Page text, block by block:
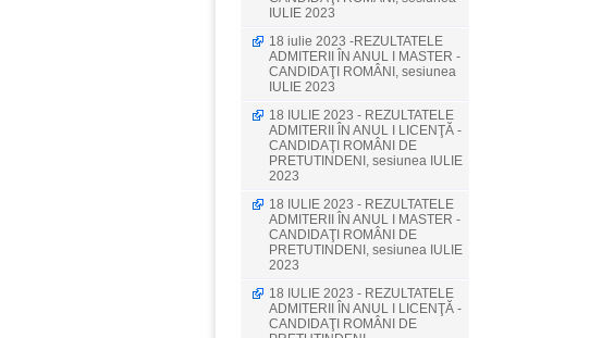
IULIE 2023
18 iulie 2023 -REZULTATELE
ADMITERII ÎN ANUL I MASTER -
CANDIDAŢI ROMÂNI, sesiunea
IULIE 2023
18 IULIE 2023 - REZULTATELE
ADMITERII ÎN ANUL I LICENŢĂ -
CANDIDAŢI ROMÂNI DE
PRETUTINDENI, sesiunea IULIE
2023
18 IULIE 2023 - REZULTATELE
ADMITERII ÎN ANUL I MASTER -
CANDIDAŢI ROMÂNI DE
PRETUTINDENI, sesiunea IULIE
2023
18 IULIE 2023 - REZULTATELE
ADMITERII ÎN ANUL I LICENŢĂ -
CANDIDAŢI ROMÂNI DE